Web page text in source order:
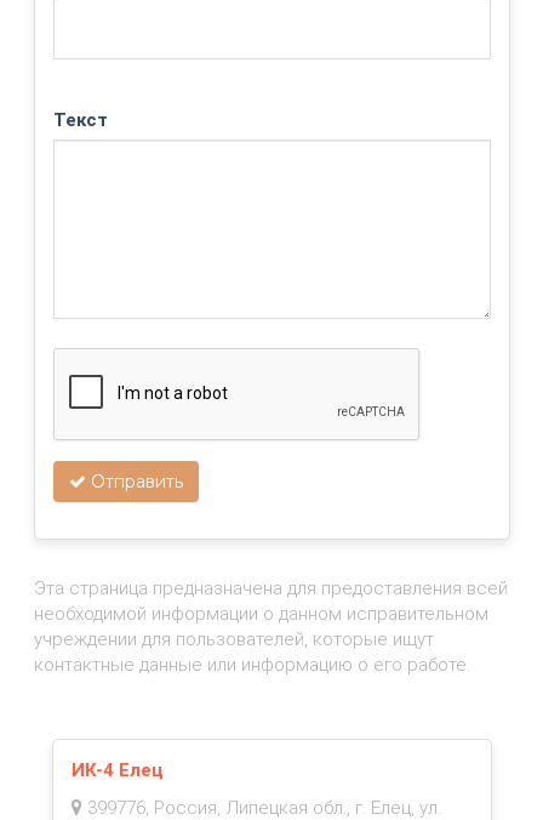
Текст
Отправить
Эта страница предназначена для предоставления всей
необходимой информации о данном исправительном
учреждении для пользователей, которые ищут
контактные данные или информацию о его работе.
ИК-4 Елец
399776, Россия, Липецкая обл., г. Елец, ул.